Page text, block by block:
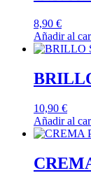
8,90 €
Añadir al
10,90 €
Añadir al